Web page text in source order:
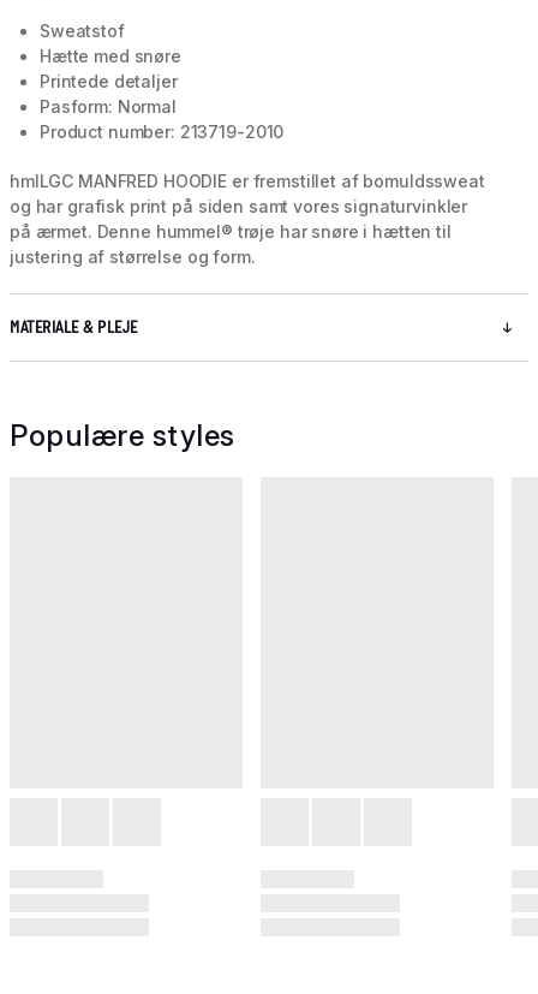
Sweatstof
Hætte med snøre
Printede detaljer
Pasform: Normal
Product number: 213719-2010
hmlLGC MANFRED HOODIE er fremstillet af bomuldssweat
og har grafisk print på siden samt vores signaturvinkler
på ærmet. Denne hummel® trøje har snøre i hætten til
justering af størrelse og form.
MATERIALE & PLEJE
Populære styles